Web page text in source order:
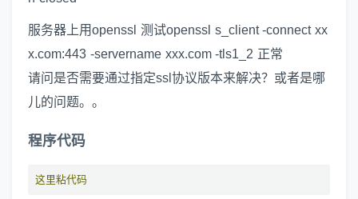
服务器上用openssl 测试openssl s_client -connect xx
x.com:443 -servername xxx.com -tls1_2 正常
请问是否需要通过指定ssl协议版本来解决？或者是哪
儿的问题。。
程序代码
这里粘代码